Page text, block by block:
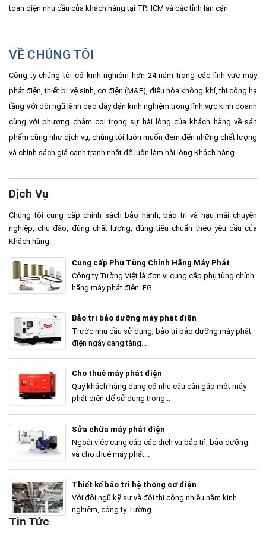
toàn diện nhu cầu của khách hàng tại TP.HCM và các tỉnh lân cận
VỀ CHÚNG TÔI
Công ty chúng tôi có kinh nghiệm hơn 24 năm trong các lĩnh vực máy
phát điện, thiết bị vệ sinh, cơ điện (M&E), điều hòa không khí, thi công hạ
tầng Với đội ngũ lãnh đạo dày dặn kinh nghiệm trong lĩnh vực kinh doanh
cùng với phương châm coi trọng sự hài lòng của khách hàng về sản
phẩm cũng như dịch vụ, chúng tôi luôn muốn đem đến những chất lượng
và chính sách giá cạnh tranh nhất để luôn làm hài lòng Khách hàng.
Dịch Vụ
Chúng tôi cung cấp chính sách bảo hành, bảo trì và hậu mãi chuyên
nghiệp, chu đáo, đúng chất lượng, đúng tiêu chuẩn theo yêu cầu của
Khách hàng.
Cung cấp Phụ Tùng Chính Hãng Máy Phát
Công ty Tường Việt là đơn vị cung cấp phụ tùng chính
hãng máy phát điện: FG...
Bảo trì bảo dưỡng máy phát điện
Trước nhu cầu sử dụng, bảo trì bảo dưỡng máy phát
điện ngày càng tăng...
Cho thuê máy phát điện
Quý khách hàng đang có nhu cầu cần gấp một máy
phát điện để sử dụng trong...
Sửa chữa máy phát điện
Ngoài việc cung cấp các dịch vụ bảo trì, bảo dưỡng
và cho thuê máy phát...
Thiết kế bảo trì hệ thống cơ điện
Với đội ngũ kỹ sư và đội thi công nhiều năm kinh
nghiệm, công ty Tường...
Tin Tức